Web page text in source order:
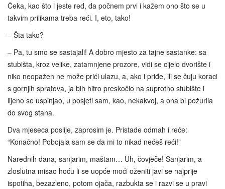
Čeka, kao što i jeste red, da počnem prvi i kažem ono što se u
takvim prilikama treba reći. I, eto, tako!
– Šta tako?
– Pa, tu smo se sastajali! A dobro mjesto za tajne sastanke: sa
stubišta, kroz velike, zatamnjene prozore, vidi se cijelo dvorište i
niko neopažen ne može prići ulazu, a, ako i priđe, ili se čuju koraci
s gornjih spratova, ja bih hitro preskočio na suprotno stubište i
lijeno se uspinjao, u posjeti sam, kao, nekakvoj, a ona bi požurila
do svog stana.
Dva mjeseca poslije, zaprosim je. Pristade odmah i reče:
“Konačno! Pobojala sam se da mi to nikad nećeš reći!”
Narednih dana, sanjarim, maštam… Uh, čovječe! Sanjarim, a
zloslutna misao hoću li se uopće moći oženiti javi se najprije
ispotiha, bezazleno, potom ojača, razbukta se i razvi se u pravi